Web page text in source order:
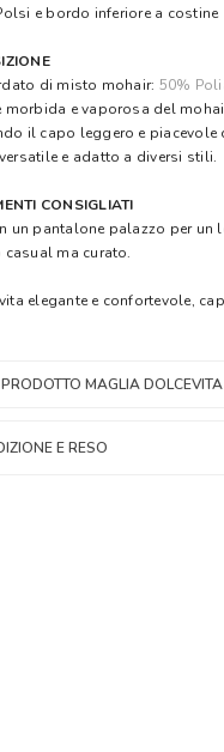
e bordo inferiore a costine
di misto mohair: 50%
morbida e vaporosa del
il capo leggero e
e adatto a diversi stili.
CONSIGLIATI
un pantalone palazzo per
casual ma curato.
elegante e confortevole,
MAGLIA
E RESO